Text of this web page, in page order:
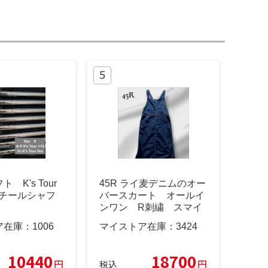
ト K's Tour
ールシャフ
庫： 1006
10440円
45R ライ麦デニムのオー
バースカート オールイ
ンワン R刺繍 スマイ
マイストア在庫： 3424
税込 18700円